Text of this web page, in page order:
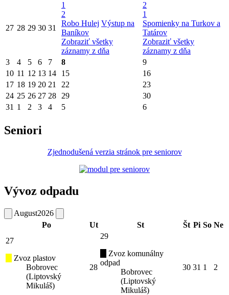
27 28 29 30 31
1
2
Robo Hulej Výstup na
Baníkov
Zobraziť všetky
záznamy z dňa
2
1
Spomienky na Turkov a
Tatárov
Zobraziť všetky
záznamy z dňa
3
4 5 6 7 8
9
10 11 12 13 14 15
16
17 18 19 20 21 22
23
24 25 26 27 28 29
30
31 1 2 3 4 5 6
Seniori
Zjednodušená verzia stránok pre seniorov
Vývoz odpadu
August2026
Po
Ut St Št Pi So Ne
27
Zvoz plastov
Bobrovec
(Liptovský
Mikuláš)
28
29
Zvoz komunálny
odpad
Bobrovec
(Liptovský
Mikuláš)
30 31 1 2